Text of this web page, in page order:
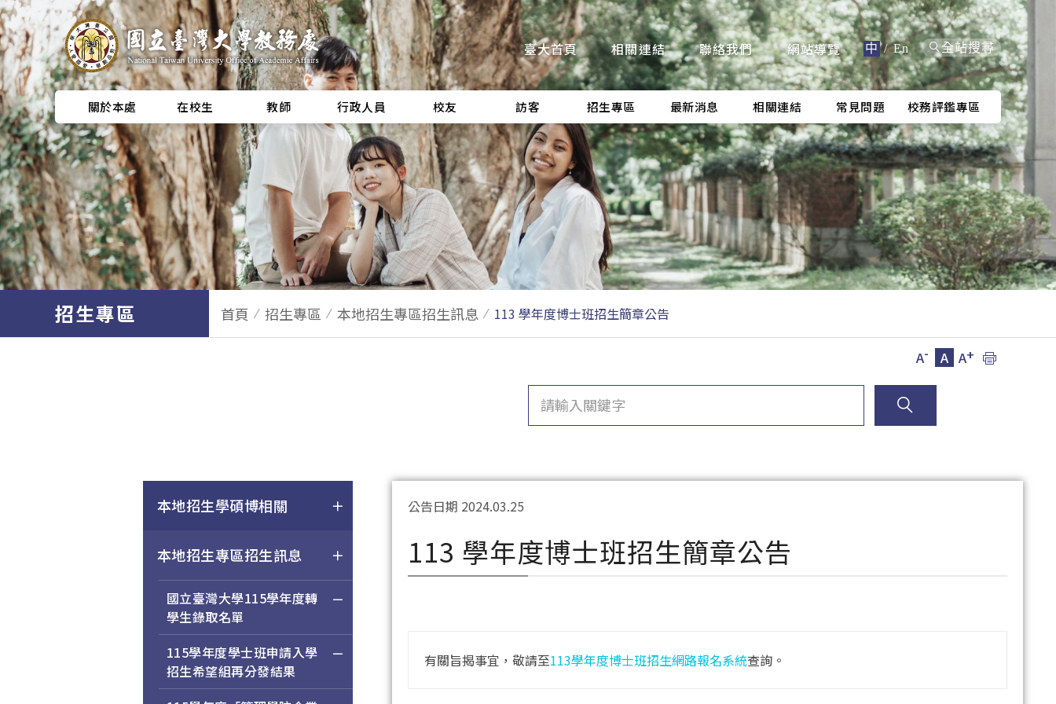
臺大首頁 相關連結 聯絡我們 網站導覽 中 / En 全站搜尋
關於本處 在校生 教師 行政人員 校友 訪客 招生專區 最新消息 相關連結 常見問題 校務評鑑專區
招生專區 首頁 招生專區 本地招生專區招生訊息 113 學年度博士班招生簡章公告
A- A A+
本地招生學碩博相關
本地招生專區招生訊息
國立臺灣大學115學年度轉
學生錄取名單
115學年度學士班申請入學
招生希望組再分發結果
公告日期 2024.03.25
113 學年度博士班招生簡章公告
有關旨揭事宜，敬請至113學年度博士班招生網路報名系統查詢。